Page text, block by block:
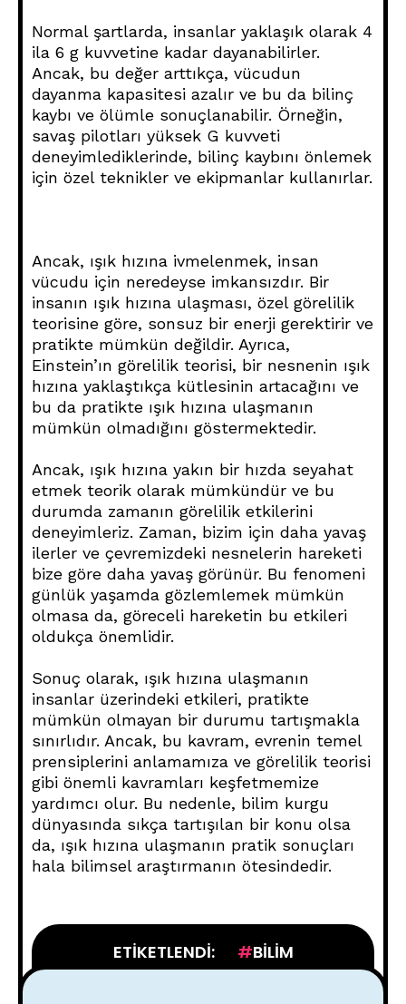
Normal şartlarda, insanlar yaklaşık olarak 4
ila 6 g kuvvetine kadar dayanabilirler.
Ancak, bu değer arttıkça, vücudun
dayanma kapasitesi azalır ve bu da bilinç
kaybı ve ölümle sonuçlanabilir. Örneğin,
savaş pilotları yüksek G kuvveti
deneyimlediklerinde, bilinç kaybını önlemek
için özel teknikler ve ekipmanlar kullanırlar.
Ancak, ışık hızına ivmelenmek, insan
vücudu için neredeyse imkansızdır. Bir
insanın ışık hızına ulaşması, özel görelilik
teorisine göre, sonsuz bir enerji gerektirir ve
pratikte mümkün değildir. Ayrıca,
Einstein’ın görelilik teorisi, bir nesnenin ışık
hızına yaklaştıkça kütlesinin artacağını ve
bu da pratikte ışık hızına ulaşmanın
mümkün olmadığını göstermektedir.
Ancak, ışık hızına yakın bir hızda seyahat
etmek teorik olarak mümkündür ve bu
durumda zamanın görelilik etkilerini
deneyimleriz. Zaman, bizim için daha yavaş
ilerler ve çevremizdeki nesnelerin hareketi
bize göre daha yavaş görünür. Bu fenomeni
günlük yaşamda gözlemlemek mümkün
olmasa da, göreceli hareketin bu etkileri
oldukça önemlidir.
Sonuç olarak, ışık hızına ulaşmanın
insanlar üzerindeki etkileri, pratikte
mümkün olmayan bir durumu tartışmakla
sınırlıdır. Ancak, bu kavram, evrenin temel
prensiplerini anlamamıza ve görelilik teorisi
gibi önemli kavramları keşfetmemize
yardımcı olur. Bu nedenle, bilim kurgu
dünyasında sıkça tartışılan bir konu olsa
da, ışık hızına ulaşmanın pratik sonuçları
hala bilimsel araştırmanın ötesindedir.
ETIKETLENDI: BILIM